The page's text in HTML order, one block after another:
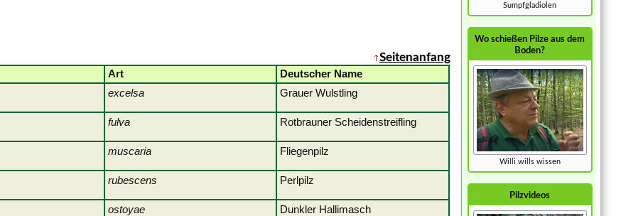
Seitenanfang
Art
Deutscher Name
excelsa Grauer Wulstling
fulva Rotbrauner Scheidenstreifling
muscaria Fliegenpilz
rubescens Perlpilz
ostoyae Dunkler Hallimasch
Sumpfgladiolen
Wo schießen Pilze aus dem
Boden?
Willi wills wissen
Pilzvideos